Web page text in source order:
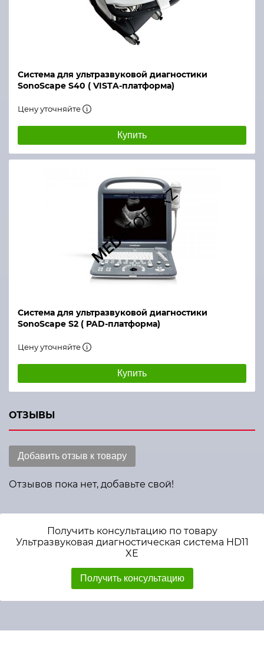
Система для ультразвуковой диагностики
SonoScape S40 ( VISTA-платформа)
Цену уточняйте
Купить
Система для ультразвуковой диагностики
SonoScape S2 ( PAD-платформа)
Цену уточняйте
Купить
ОТЗЫВЫ
Добавить отзыв к товару
Отзывов пока нет, добавьте свой!
Получить консультацию по товару
Ультразвуковая диагностическая система HD11
XE
Получить консультацию